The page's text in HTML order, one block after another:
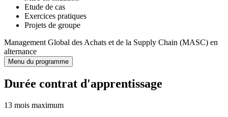
Etude de cas
Exercices pratiques
Projets de groupe
Management Global des Achats et de la Supply Chain (MASC) en
alternance
Menu du programme
Durée contrat d'apprentissage
13 mois maximum